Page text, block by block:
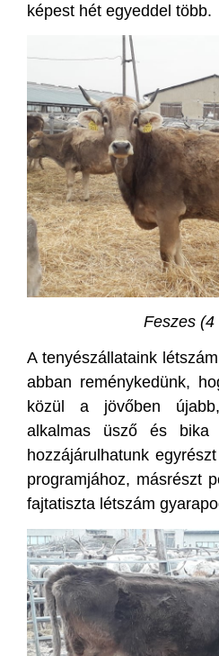
képest hét egyeddel több.
Feszes (4
A tenyészállataink
abban reménykedünk,
közül a jövőben újabb,
alkalmas üsző és bika
hozzájárulhatunk
programjához, másrészt
fajtatiszta létszám